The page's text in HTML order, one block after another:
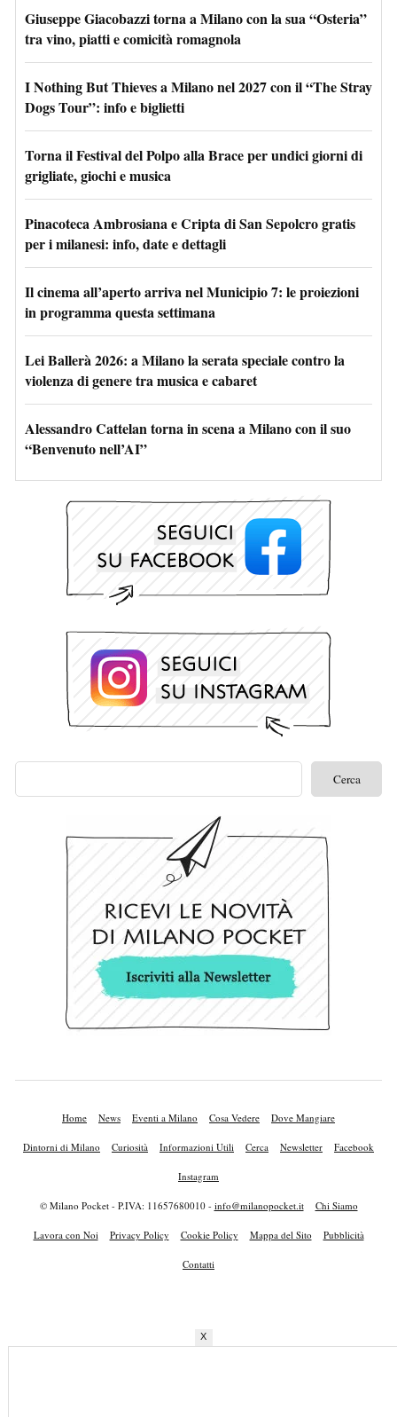
Giuseppe Giacobazzi torna a Milano con la sua “Osteria”
tra vino, piatti e comicità romagnola
I Nothing But Thieves a Milano nel 2027 con il “The Stray
Dogs Tour”: info e biglietti
Torna il Festival del Polpo alla Brace per undici giorni di
grigliate, giochi e musica
Pinacoteca Ambrosiana e Cripta di San Sepolcro gratis
per i milanesi: info, date e dettagli
Il cinema all’aperto arriva nel Municipio 7: le proiezioni
in programma questa settimana
Lei Ballerà 2026: a Milano la serata speciale contro la
violenza di genere tra musica e cabaret
Alessandro Cattelan torna in scena a Milano con il suo
“Benvenuto nell’AI”
Home News Eventi a Milano Cosa Vedere Dove Mangiare
Dintorni di Milano Curiosità Informazioni Utili Cerca Newsletter Facebook
Instagram
© Milano Pocket - P.IVA: 11657680010 - info@milanopocket.it Chi Siamo
Lavora con Noi Privacy Policy Cookie Policy Mappa del Sito Pubblicità
Contatti
X